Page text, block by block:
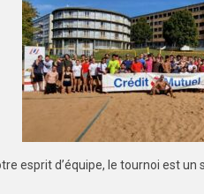
esprit d’équipe, le tournoi est un